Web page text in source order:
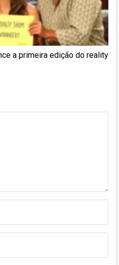
a primeira edição do reality